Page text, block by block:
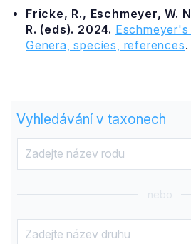
Fricke, R., Eschmeyer, W.
R. (eds). 2024.
Genera, species, references
Vyhledávání v taxonech
nebo